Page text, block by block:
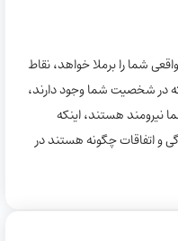
شما را برملا خواهد، نقاط
شخصیت شما وجود دارند،
نیرومند هستند، اینکه
و اتفاقات چگونه هستند در